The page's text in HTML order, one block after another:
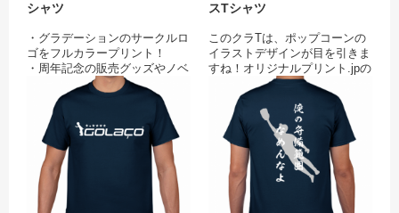
シャツ
・グラデーションのサークルロ
ゴをフルカラープリント！
・周年記念の販売グッズやノベ
スTシャツ
このクラTは、ポップコーンの
イラストデザインが目を引きま
すね！オリジナルプリント.jpの
デザインテンプレートをアレン
ジしてお作りいただきました。
この「GILDAN ジャパンフィッ
トTシャツ」は、オリジナルプ
リント.jp独自のプリントシステ
ムを導入し、従来品よりも圧倒
的にコストパフォーマンスに優
れたTシャツを実現しました。
商品品質・プリントクオリティ
サッカーのチームTシャツをオリジ